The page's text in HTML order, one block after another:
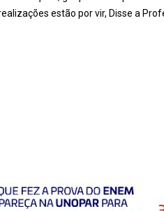
estão por vir, Disse a